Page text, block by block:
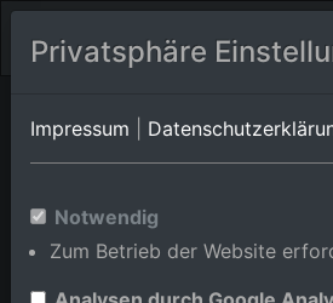
Altdorf Rheinland-Pfalz
Luftbildalbum von
in Rheinland-Pfalz,
Deutschland
Privatsphäre
Impressum
Notwendig
Zum Betrieb der Website